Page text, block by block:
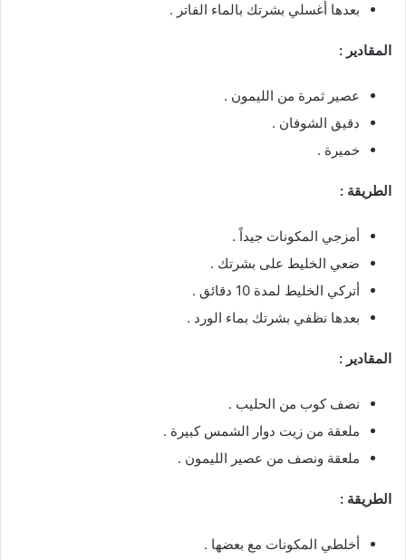
بعدها أغسلي بشرتك بالماء الفاتر .
المقادير :
عصير ثمرة من الليمون .
دقيق الشوفان .
خميرة .
الطريقة :
أمزجي المكونات جيداً .
ضعي الخليط على بشرتك .
أتركي الخليط لمدة 10 دقائق .
بعدها نظفي بشرتك بماء الورد .
المقادير :
نصف كوب من الحليب .
ملعقة من زيت دوار الشمس كبيرة .
ملعقة ونصف من عصير الليمون .
الطريقة :
أخلطي المكونات مع بعضها .